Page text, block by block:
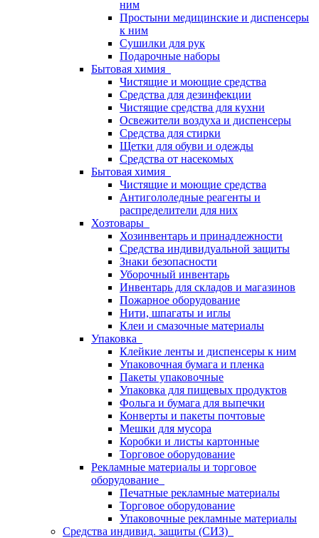
ним
Простыни медицинские и диспенсеры
к ним
Сушилки для рук
Подарочные наборы
Бытовая химия
Чистящие и моющие средства
Средства для дезинфекции
Чистящие средства для кухни
Освежители воздуха и диспенсеры
Средства для стирки
Щетки для обуви и одежды
Средства от насекомых
Бытовая химия
Чистящие и моющие средства
Антигололедные реагенты и
распределители для них
Хозтовары
Хозинвентарь и принадлежности
Средства индивидуальной защиты
Знаки безопасности
Уборочный инвентарь
Инвентарь для складов и магазинов
Пожарное оборудование
Нити, шпагаты и иглы
Клеи и смазочные материалы
Упаковка
Клейкие ленты и диспенсеры к ним
Упаковочная бумага и пленка
Пакеты упаковочные
Упаковка для пищевых продуктов
Фольга и бумага для выпечки
Конверты и пакеты почтовые
Мешки для мусора
Коробки и листы картонные
Торговое оборудование
Рекламные материалы и торговое
оборудование
Печатные рекламные материалы
Торговое оборудование
Упаковочные рекламные материалы
Средства индивид. защиты (СИЗ)